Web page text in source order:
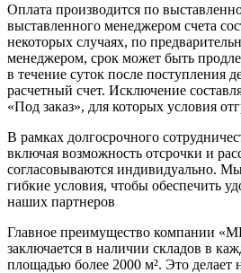
Оплата производится по
выставленного менеджером счета
некоторых случаях, по
менеджером, срок может быть
в течение суток после поступления
расчетный счет. Исключение
«Под заказ», для которых условия
В рамках долгосрочного
включая возможность отсрочки и
согласовываются индивидуально.
гибкие условия, чтобы обеспечить
наших партнеров
Главное преимущество компании
заключается в наличии складов в
площадью более 2000 м². Это делает